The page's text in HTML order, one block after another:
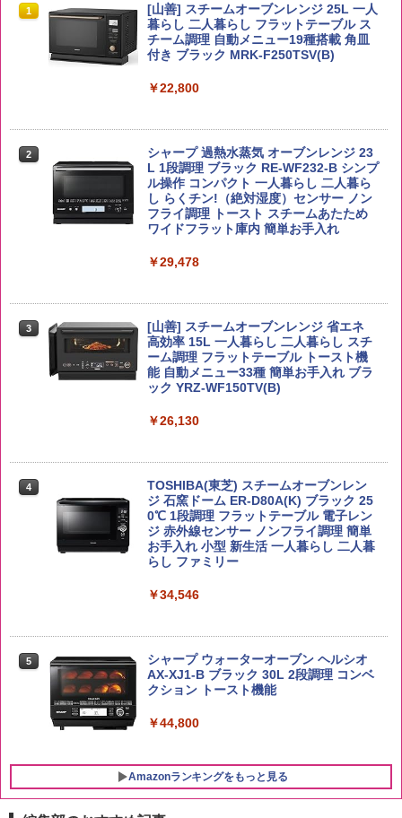
1 by Amazon 国産ブレンド米 精米 5kg
￥2,650
らめき 5kg 令和7年産
￥3,056
by Amazon あきたこまちブレンド 無洗
野沢農産 無洗米 青い流るる コシヒカリ
【在庫処分価格】ももたろう印 無洗米 5
kg 業務用 お米マイスターブレンド
￥2,680
1
ブラックニッカ ニッカ Nikka ウィスキ
ー4000ml ブラックニッカクリア ウヰス
キー 【日本 アサヒ ウィスキー】 大容量
お得 4リットル
￥4,358
2
角瓶 2700ml サントリー ウイスキー ハ
イボール 大容量
￥6,063
￥4,274
イスキー ハイボール 缶
サントリー シングルモルト ウイスキー
白州 Story of the Distillery 2026 化粧箱
入 700ml
￥19,860
1
チキンラーメン どんぶり 85g×12個 日清
食品 インスタント カップ麺
￥1,939
麺 小腹 インスタント アウトドアにも ロ
ーリングストック 大人買い おやつカン
パニー
￥1,288
￥3,248
ップ麺 78g×20個
￥3,475
マルちゃん マルちゃんZUBAAAN! 横浜
家系醤油豚骨 3食パック 130g×3食
￥467
1
[山善] スチームオーブンレンジ 25L 一人
暮らし 二人暮らし フラットテーブル ス
チーム調理 自動メニュー19種搭載 角皿
付き ブラック MRK-F250TSV(B)
￥22,800
2
シャープ 過熱水蒸気 オーブンレンジ 23
L 1段調理 ブラック RE-WF232-B シンプ
ル操作 コンパクト 一人暮らし 二人暮ら
し らくチン!（絶対湿度）センサー ノン
フライ調理 トースト スチームあたため
ワイドフラット庫内 簡単お手入れ
￥29,478
3
[山善] スチームオーブンレンジ 省エネ
高効率 15L 一人暮らし 二人暮らし スチ
ーム調理 フラットテーブル トースト機
能 自動メニュー33種 簡単お手入れ ブラ
ック YRZ-WF150TV(B)
￥26,130
4
TOSHIBA(東芝) スチームオーブンレン
ジ 石窯ドーム ER-D80A(K) ブラック 25
0℃ 1段調理 フラットテーブル 電子レン
ジ 赤外線センサー ノンフライ調理 簡単
お手入れ 小型 新生活 一人暮らし 二人暮
らし ファミリー
￥34,546
5
シャープ ウォーターオーブン ヘルシオ
AX-XJ1-B ブラック 30L 2段調理 コンベ
クション トースト機能
￥44,800
Amazonランキングをもっと見る